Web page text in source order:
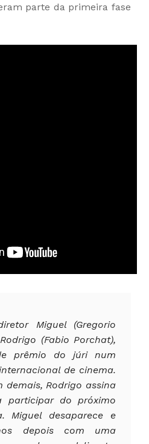
parte da primeira fase
Miguel (Gregorio
(Fabio Porchat),
prêmio do júri num
de cinema.
demais, Rodrigo assina
participar do próximo
Miguel desaparece e
depois com uma